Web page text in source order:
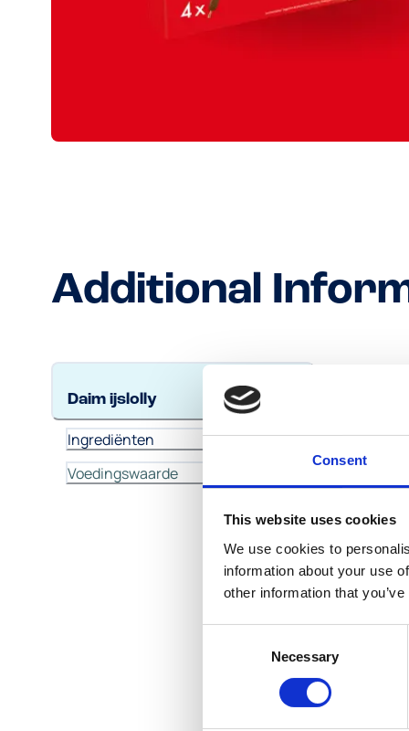
Consent
This website uses cookies
We use cookies to
information about your use
other information that
Necessary
Additional
Daim ijslolly
Ingrediënten
Voedingswaarde